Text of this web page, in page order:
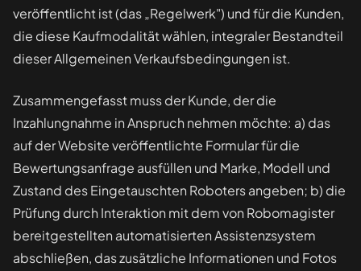
veröffentlicht ist (das „Regelwerk") und für die Kunden,
die diese Kaufmodalität wählen, integraler Bestandteil
dieser Allgemeinen Verkaufsbedingungen ist.
Zusammengefasst muss der Kunde, der die
Inzahlungnahme in Anspruch nehmen möchte: a) das
auf der Website veröffentlichte Formular für die
Bewertungsanfrage ausfüllen und Marke, Modell und
Zustand des Eingetauschten Roboters angeben; b) die
Prüfung durch Interaktion mit dem von Robomagister
bereitgestellten automatisierten Assistenzsystem
abschließen, das zusätzliche Informationen und Fotos